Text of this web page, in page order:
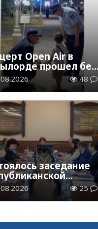
Open Air в
прошел без
порядка
48
заседание
по
25